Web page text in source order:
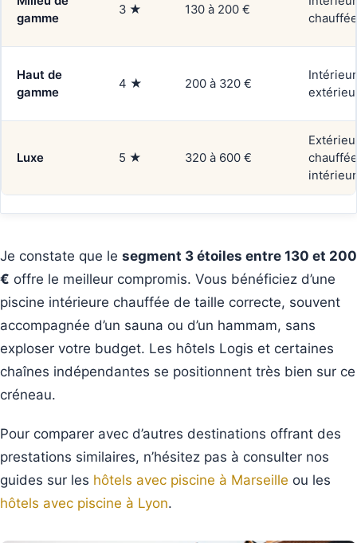
gamme
3 ★ 130 à 200 €
Haut de
gamme
4 ★ 200 à 320 €
Luxe 5 ★ 320 à 600 €
Je constate que le segment 3 étoiles entre 130 et 200
€ offre le meilleur compromis. Vous bénéficiez d’une
piscine intérieure chauffée de taille correcte, souvent
accompagnée d’un sauna ou d’un hammam, sans
exploser votre budget. Les hôtels Logis et certaines
chaînes indépendantes se positionnent très bien sur ce
créneau.
Pour comparer avec d’autres destinations offrant des
prestations similaires, n’hésitez pas à consulter nos
guides sur les hôtels avec piscine à Marseille ou les
hôtels avec piscine à Lyon.